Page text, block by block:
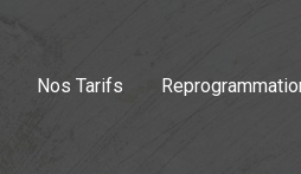
Nos Tarifs